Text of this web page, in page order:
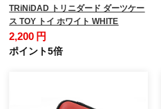
TRiNiDAD トリニダード ダーツケー
ス TOY トイ ホワイト WHITE
2,200 円
ポイント5倍